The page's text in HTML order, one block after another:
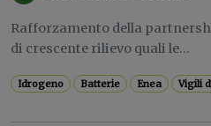
Rafforzamento della
di crescente rilievo quali le...
Idrogeno Batterie Enea Vigili